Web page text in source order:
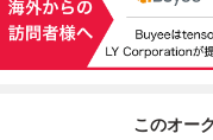
このオー